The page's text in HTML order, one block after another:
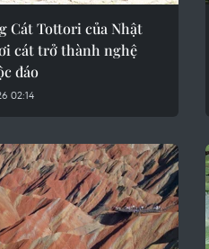
Cát Tottori của Nhật
cát trở thành nghệ
đáo
02:14